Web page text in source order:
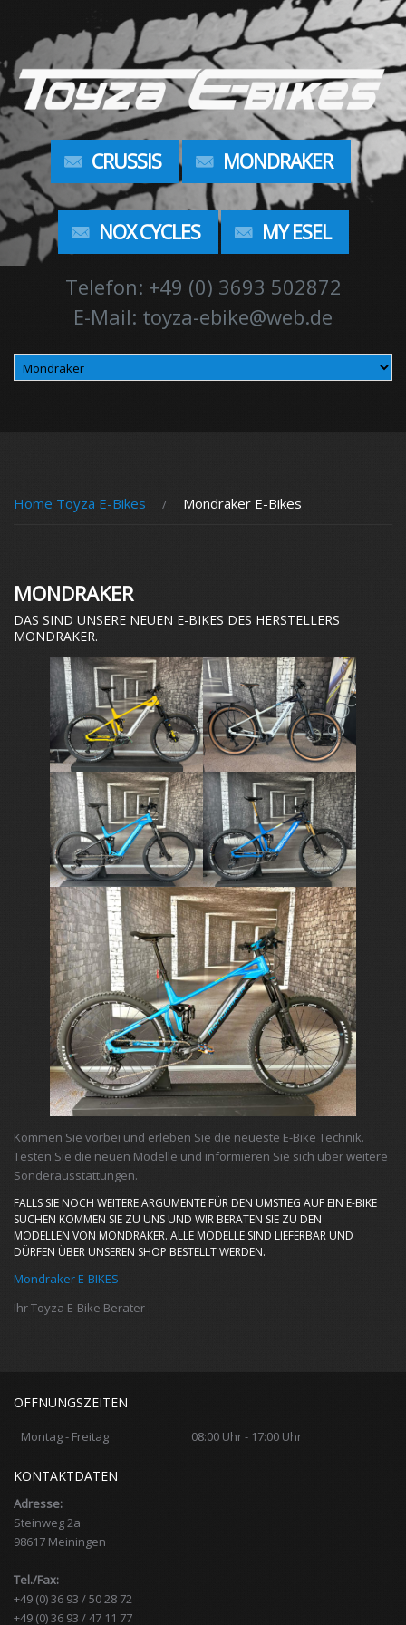
CRUSSIS MONDRAKER
NOX CYCLES MY ESEL
Telefon: +49 (0) 3693 502872
E-Mail: toyza-ebike@web.de
Home Toyza E-Bikes Mondraker E-Bikes
MONDRAKER
DAS SIND UNSERE NEUEN E-BIKES DES HERSTELLERS
MONDRAKER.
Kommen Sie vorbei und erleben Sie die neueste E-Bike Technik.
Testen Sie die neuen Modelle und informieren Sie sich über weitere
Sonderausstattungen.
FALLS SIE NOCH WEITERE ARGUMENTE FÜR DEN UMSTIEG AUF EIN E-BIKE
SUCHEN KOMMEN SIE ZU UNS UND WIR BERATEN SIE ZU DEN
MODELLEN VON MONDRAKER. ALLE MODELLE SIND LIEFERBAR UND
DÜRFEN ÜBER UNSEREN SHOP BESTELLT WERDEN.
Mondraker E-BIKES
Ihr Toyza E-Bike Berater
ÖFFNUNGSZEITEN
Montag - Freitag 08:00 Uhr - 17:00 Uhr
KONTAKTDATEN
Adresse:
Steinweg 2a
98617 Meiningen
Tel./Fax:
+49 (0) 36 93 / 50 28 72
+49 (0) 36 93 / 47 11 77